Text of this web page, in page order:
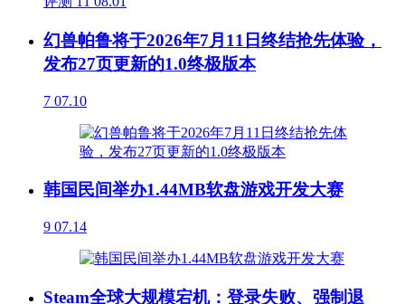
幻兽帕鲁将于2026年7月11日终结抢先体验，
发布27页更新的1.0终极版本
7 07.10
韩国民间举办1.44MB软盘游戏开发大赛
9 07.14
Steam全球大规模宕机：登录失败、强制退